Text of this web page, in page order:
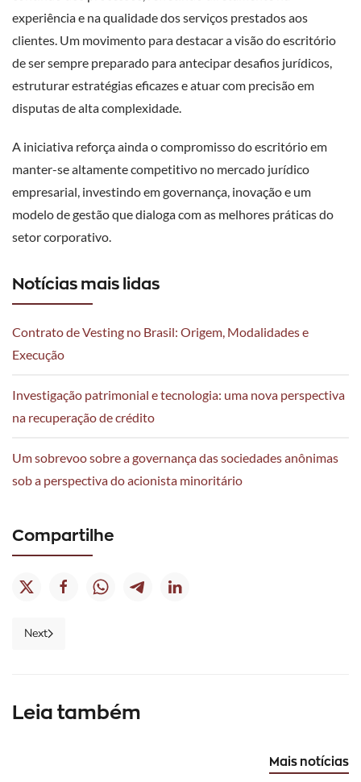
experiência e na qualidade dos serviços prestados aos
clientes. Um movimento para destacar a visão do escritório
de ser sempre preparado para antecipar desafios jurídicos,
estruturar estratégias eficazes e atuar com precisão em
disputas de alta complexidade.
A iniciativa reforça ainda o compromisso do escritório em
manter-se altamente competitivo no mercado jurídico
empresarial, investindo em governança, inovação e um
modelo de gestão que dialoga com as melhores práticas do
setor corporativo.
Notícias mais lidas
Contrato de Vesting no Brasil: Origem, Modalidades e
Execução
Investigação patrimonial e tecnologia: uma nova perspectiva
na recuperação de crédito
Um sobrevoo sobre a governança das sociedades anônimas
sob a perspectiva do acionista minoritário
Compartilhe
Next
Leia também
Mais notícias
09/10/24
Nacional